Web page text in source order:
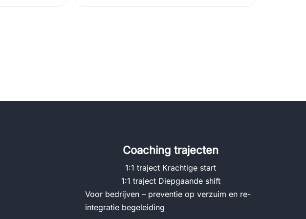
Coaching trajecten
1:1 traject Krachtige start
1:1 traject Diepgaande shift
Voor bedrijven – preventie op verzuim en re-
integratie begeleiding